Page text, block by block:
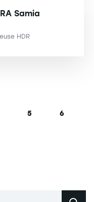
Samia
HDR
Page
5
Page
6